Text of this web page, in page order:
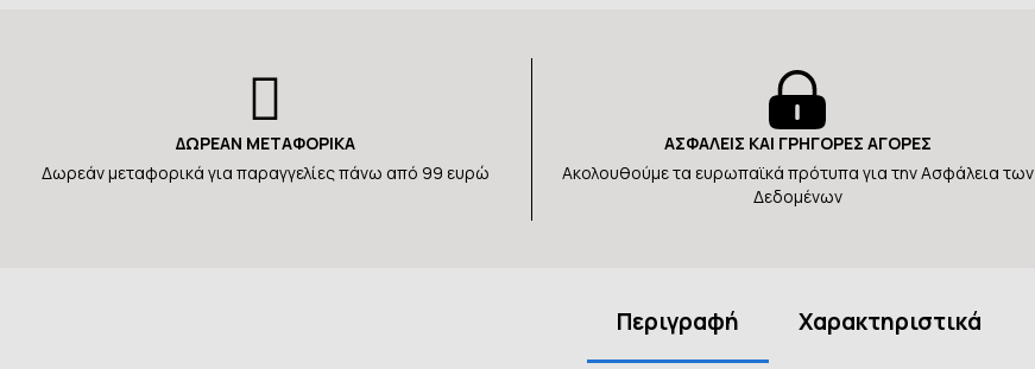
ΔΩΡΕΑΝ ΜΕΤΑΦΟΡΙΚΑ
Δωρεάν μεταφορικά για παραγγελίες πάνω από 99 ευρώ
ΑΣΦΑΛΕΙΣ ΚΑΙ ΓΡΗΓΟΡΕΣ ΑΓΟΡΕΣ
Ακολουθούμε τα ευρωπαϊκά πρότυπα για την Ασφάλεια των
Δεδομένων
Περιγραφή Χαρακτηριστικά